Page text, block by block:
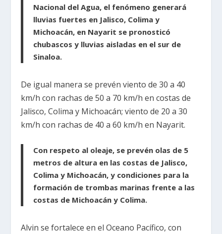
Nacional del Agua, el fenómeno generará
lluvias fuertes en Jalisco, Colima y
Michoacán, en Nayarit se pronosticó
chubascos y lluvias aisladas en el sur de
Sinaloa.
De igual manera se prevén viento de 30 a 40
km/h con rachas de 50 a 70 km/h en costas de
Jalisco, Colima y Michoacán; viento de 20 a 30
km/h con rachas de 40 a 60 km/h en Nayarit.
Con respeto al oleaje, se prevén olas de 5
metros de altura en las costas de Jalisco,
Colima y Michoacán, y condiciones para la
formación de trombas marinas frente a las
costas de Michoacán y Colima.
Alvin se fortalece en el Oceano Pacífico, con